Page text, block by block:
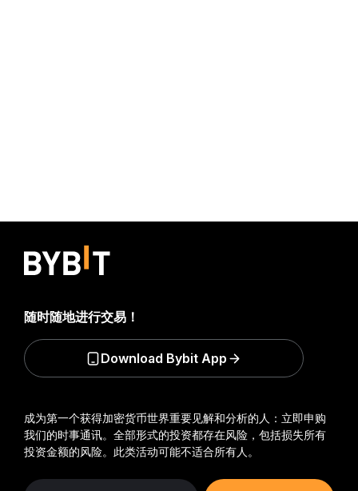
成为第一个获得加密货币世界重要见解和分析的人：立即申购
我们的时事通讯。 全部形式的投资都存在风险，包括损失所有
投资金额的风险。此类活动可能不适合所有人。
随时随地进行交易！
Download Bybit App